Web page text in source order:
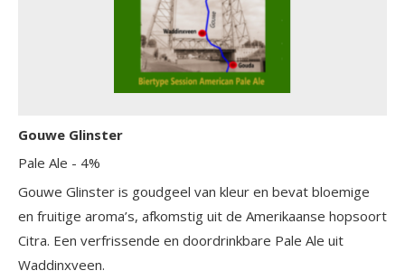
Gouwe Glinster
Pale Ale - 4%
Gouwe Glinster is goudgeel van kleur en bevat bloemige
en fruitige aroma’s, afkomstig uit de Amerikaanse hopsoort
Citra. Een verfrissende en doordrinkbare Pale Ale uit
Waddinxveen.